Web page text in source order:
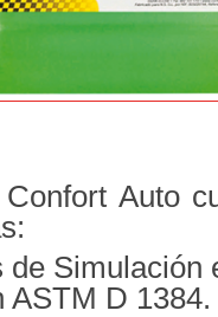
Auto
de Simulación
ASTM D 1384.